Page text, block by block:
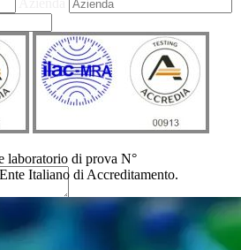
laboratorio di prova N°
Italiano di Accreditamento.